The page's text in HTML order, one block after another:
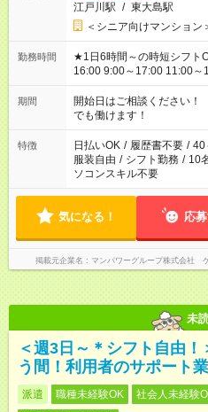
江戸川駅 / 東大島駅
＜シニア向けマンション
勤務時間
★1日6時間～の時短シフトOK ★スタート時間選べます！
16:00 9:00～17:00 11:00～19:00
場合、他のお仕事と合わせ
ん ※法令に基づき、週20時
となります ※労働者派遣法
短時間・短期間の就業はご
期間
開始日はご相談ください
でも働けます！
特徴 日払いOK / 履歴書不要 / 40
服装自由 / シフト勤務 / 10
ソコンスキル不要
気になる！ 応
掲載元企業名 マンパワーグループ株式会社
未
＜週3日～＊シフト自由
う間！利用者のサポート
派遣 職種未経験OK 社会人未経験